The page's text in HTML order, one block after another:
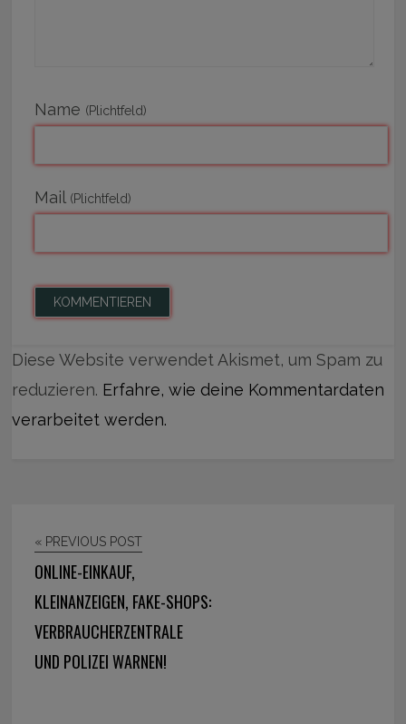
Name (Plichtfeld)
Mail (Plichtfeld)
Diese Website verwendet Akismet, um Spam zu
reduzieren. Erfahre, wie deine Kommentardaten
verarbeitet werden.
« PREVIOUS POST
ONLINE-EINKAUF,
KLEINANZEIGEN, FAKE-SHOPS:
VERBRAUCHERZENTRALE
UND POLIZEI WARNEN!